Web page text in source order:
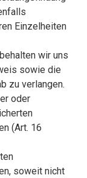
Einzelheiten
wir uns
sowie die
zu verlangen.
oder
(Art. 16
soweit nicht